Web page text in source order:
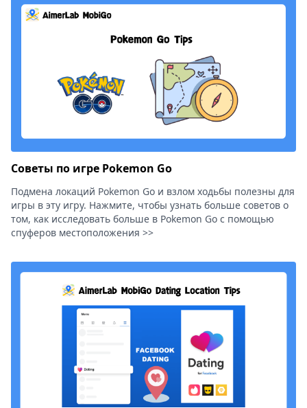
Советы по игре Pokemon Go
Подмена локаций Pokemon Go и взлом ходьбы полезны для
игры в эту игру. Нажмите, чтобы узнать больше советов о
том, как исследовать больше в Pokemon Go с помощью
спуферов местоположения >>